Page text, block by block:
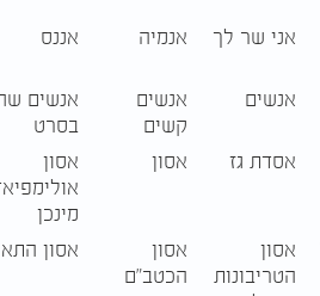
אני שר לך אנמיה אננס
אנשים
אנשים
קשים
אנשים
בסרט
אסדת גז אסון
אסון
מינכן
אסון
הטריבונות
אסון
הכטב״ם
אסון